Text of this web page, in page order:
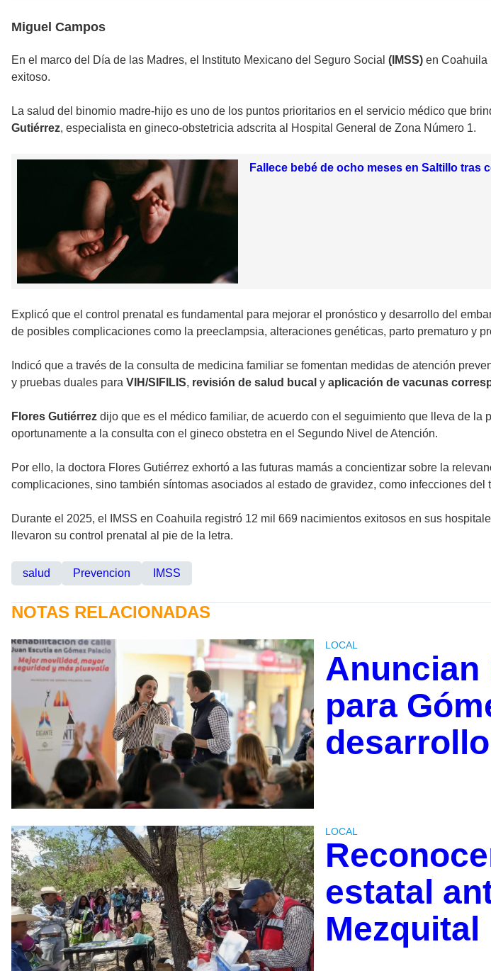
Miguel Campos
En el marco del Día de las Madres, el Instituto Mexicano del Seguro Social (IMSS) en Coahuila
exitoso.
La salud del binomio madre-hijo es uno de los puntos prioritarios en el servicio médico que
Gutiérrez, especialista en gineco-obstetricia adscrita al Hospital General de Zona Número 1.
Fallece bebé de ocho meses en Saltillo tras
Explicó que el control prenatal es fundamental para mejorar el pronóstico y desarrollo del
de posibles complicaciones como la preeclampsia, alteraciones genéticas, parto prematuro y
Indicó que a través de la consulta de medicina familiar se fomentan medidas de atención
y pruebas duales para VIH/SIFILIS, revisión de salud bucal y aplicación de vacunas
Flores Gutiérrez dijo que es el médico familiar, de acuerdo con el seguimiento que lleva de
oportunamente a la consulta con el gineco obstetra en el Segundo Nivel de Atención.
Por ello, la doctora Flores Gutiérrez exhortó a las futuras mamás a concientizar sobre la
complicaciones, sino también síntomas asociados al estado de gravidez, como infecciones
Durante el 2025, el IMSS en Coahuila registró 12 mil 669 nacimientos exitosos en sus
llevaron su control prenatal al pie de la letra.
salud Prevencion IMSS
NOTAS RELACIONADAS
LOCAL
Anuncian
para
LOCAL
estatal
Mezquital